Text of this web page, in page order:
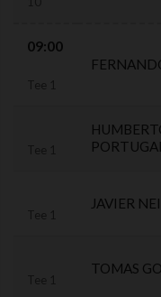
09:00
PORTUGAL
JAVIER
TOMAS